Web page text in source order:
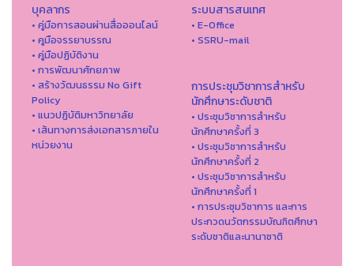
บุคลากร
• คู่มือการสอนผ่านสื่อออนไลน์
• คูมือจรรยาบรรณ
• คู่มือปฏิบัติงาน
• การพัฒนาศักยภาพ
• สร้างวัฒนธรรม No Gift
Policy
• แนวปฏิบัติมหาวิทยาลัย
• เส้นทางการส่งเอกสารภายใน
หน่วยงาน
ระบบสารสนเทศ
• E-Office
• SSRU-mail
การประชุมวิชาการสำหรับ
นักศึกษาระดับชาติ
• ประชุมวิชาการสำหรับ
นักศึกษาครั้งที่ 3
• ประชุมวิชาการสำหรับ
นักศึกษาครั้งที่ 2
• ประชุมวิชาการสำหรับ
นักศึกษาครั้งที่ 1
• การประชุมวิชาการ และการ
ประกวดนวัตกรรมบัณฑิตศึกษา
ระดับชาติและนานาชาติ